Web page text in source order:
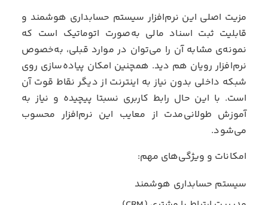
مزیت اصلی این نرم‌افزار سیستم حسابداری هوشمند و
قابلیت ثبت اسناد مالی به‌صورت اتوماتیک است که
نمونه‌ی مشابه آن را می‌توان در موارد قبلی، به‌خصوص
نرم‌افزار رویان هم دید. همچنین امکان پیاده‌سازی روی
شبکه داخلی بدون نیاز به اینترنت از دیگر نقاط قوت آن
است. با این حال رابط کاربری نسبتا پیچیده و نیاز به
آموزش طولانی‌مدت از معایب این نرم‌افزار محسوب
می‌شود.
امکانات و ویژگی‌های مهم:
سیستم حسابداری هوشمند